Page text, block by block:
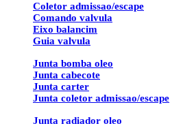
Coletor admissao/escape
Comando valvula
Eixo balancim
Guia valvula
Junta bomba oleo
Junta cabecote
Junta carter
Junta coletor admissao/escape
Junta radiador oleo